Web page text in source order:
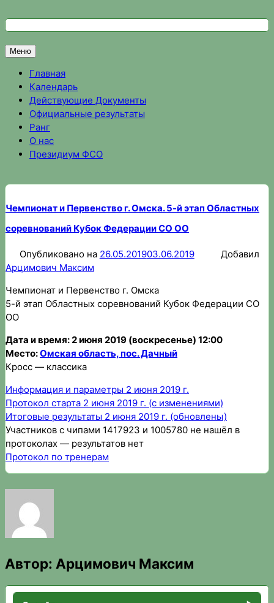
кФедерация спортивного ориентирования Омской области
Спортивное ориентирование в Омске, результаты
Меню
Главная
Календарь
Действующие Документы
Официальные результаты
Ранг
О нас
Президиум ФСО
Чемпионат и Первенство г. Омска. 5-й этап Областных
соревнований Кубок Федерации СО ОО
Опубликовано на 26.05.201903.06.2019
Добавил
Арцимович Максим
Чемпионат и Первенство г. Омска
5-й этап Областных соревнований Кубок Федерации СО
ОО
Дата и время: 2 июня 2019 (воскресенье) 12:00
Место:Омская область, пос. Дачный
Кросс — классика
Информация и параметры 2 июня 2019 г.
Протокол старта 2 июня 2019 г. (с изменениями)
Итоговые результаты 2 июня 2019 г. (обновлены)
Участников с чипами 1417923 и 1005780 не нашёл в
протоколах — результатов нет
Протокол по тренерам
Автор: Арцимович Максим